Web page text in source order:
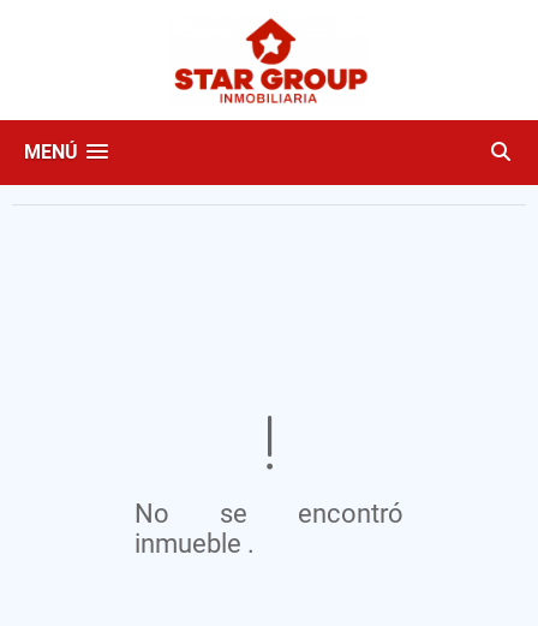
MENÚ
No se encontró
inmueble .